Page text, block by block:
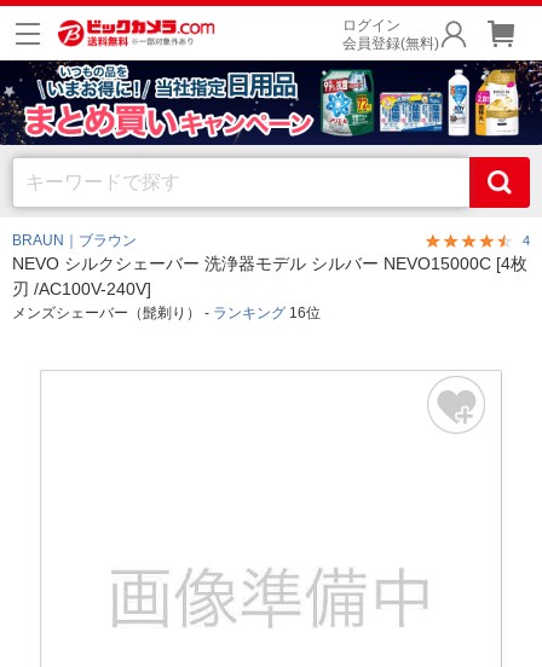
ログイン
会員登録(無料)
BRAUN｜ブラウン 4
NEVO シルクシェーバー 洗浄器モデル シルバー NEVO15000C [4枚
刃 /AC100V-240V]
メンズシェーバー（髭剃り） - ランキング 16位